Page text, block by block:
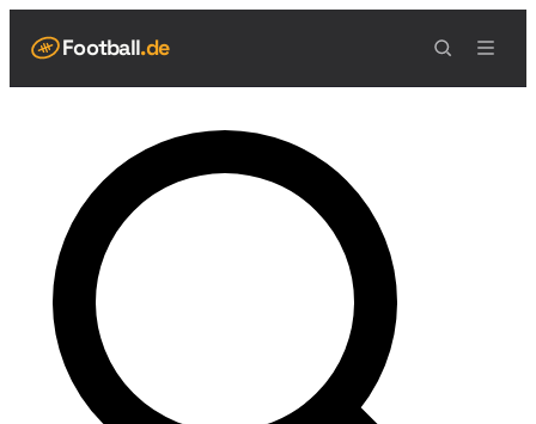
Football.de
Live Scores
Spielplan
Teams
Tabelle